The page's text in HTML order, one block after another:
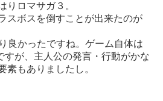
りロマサガ３。
スボスを倒すことが出来たのが
良かったですね。ゲーム自体は
すが、主人公の発言・行動がかな
素もありましたし。